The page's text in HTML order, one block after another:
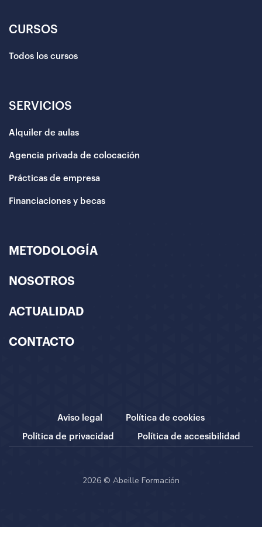
CURSOS
Todos los cursos
SERVICIOS
Alquiler de aulas
Agencia privada de colocación
Prácticas de empresa
Financiaciones y becas
METODOLOGÍA
NOSOTROS
ACTUALIDAD
CONTACTO
Aviso legal Política de cookies
Política de privacidad Política de accesibilidad
2026 © Abeille Formación